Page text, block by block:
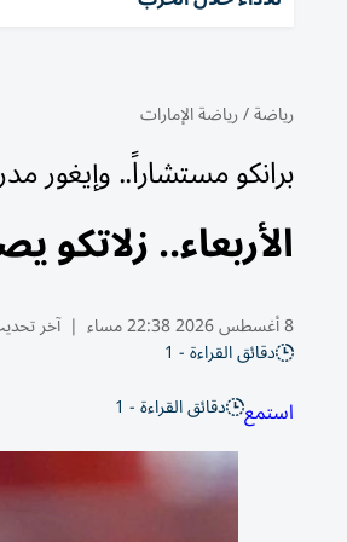
رياضة/رياضة الإمارات
برانكو مستشاراً.. وإيغور
الأربعاء..
8 أغسطس 2026 22:38 مساء | آخر
دقائق القراءة - 1
استمع دقائق القراءة - 1